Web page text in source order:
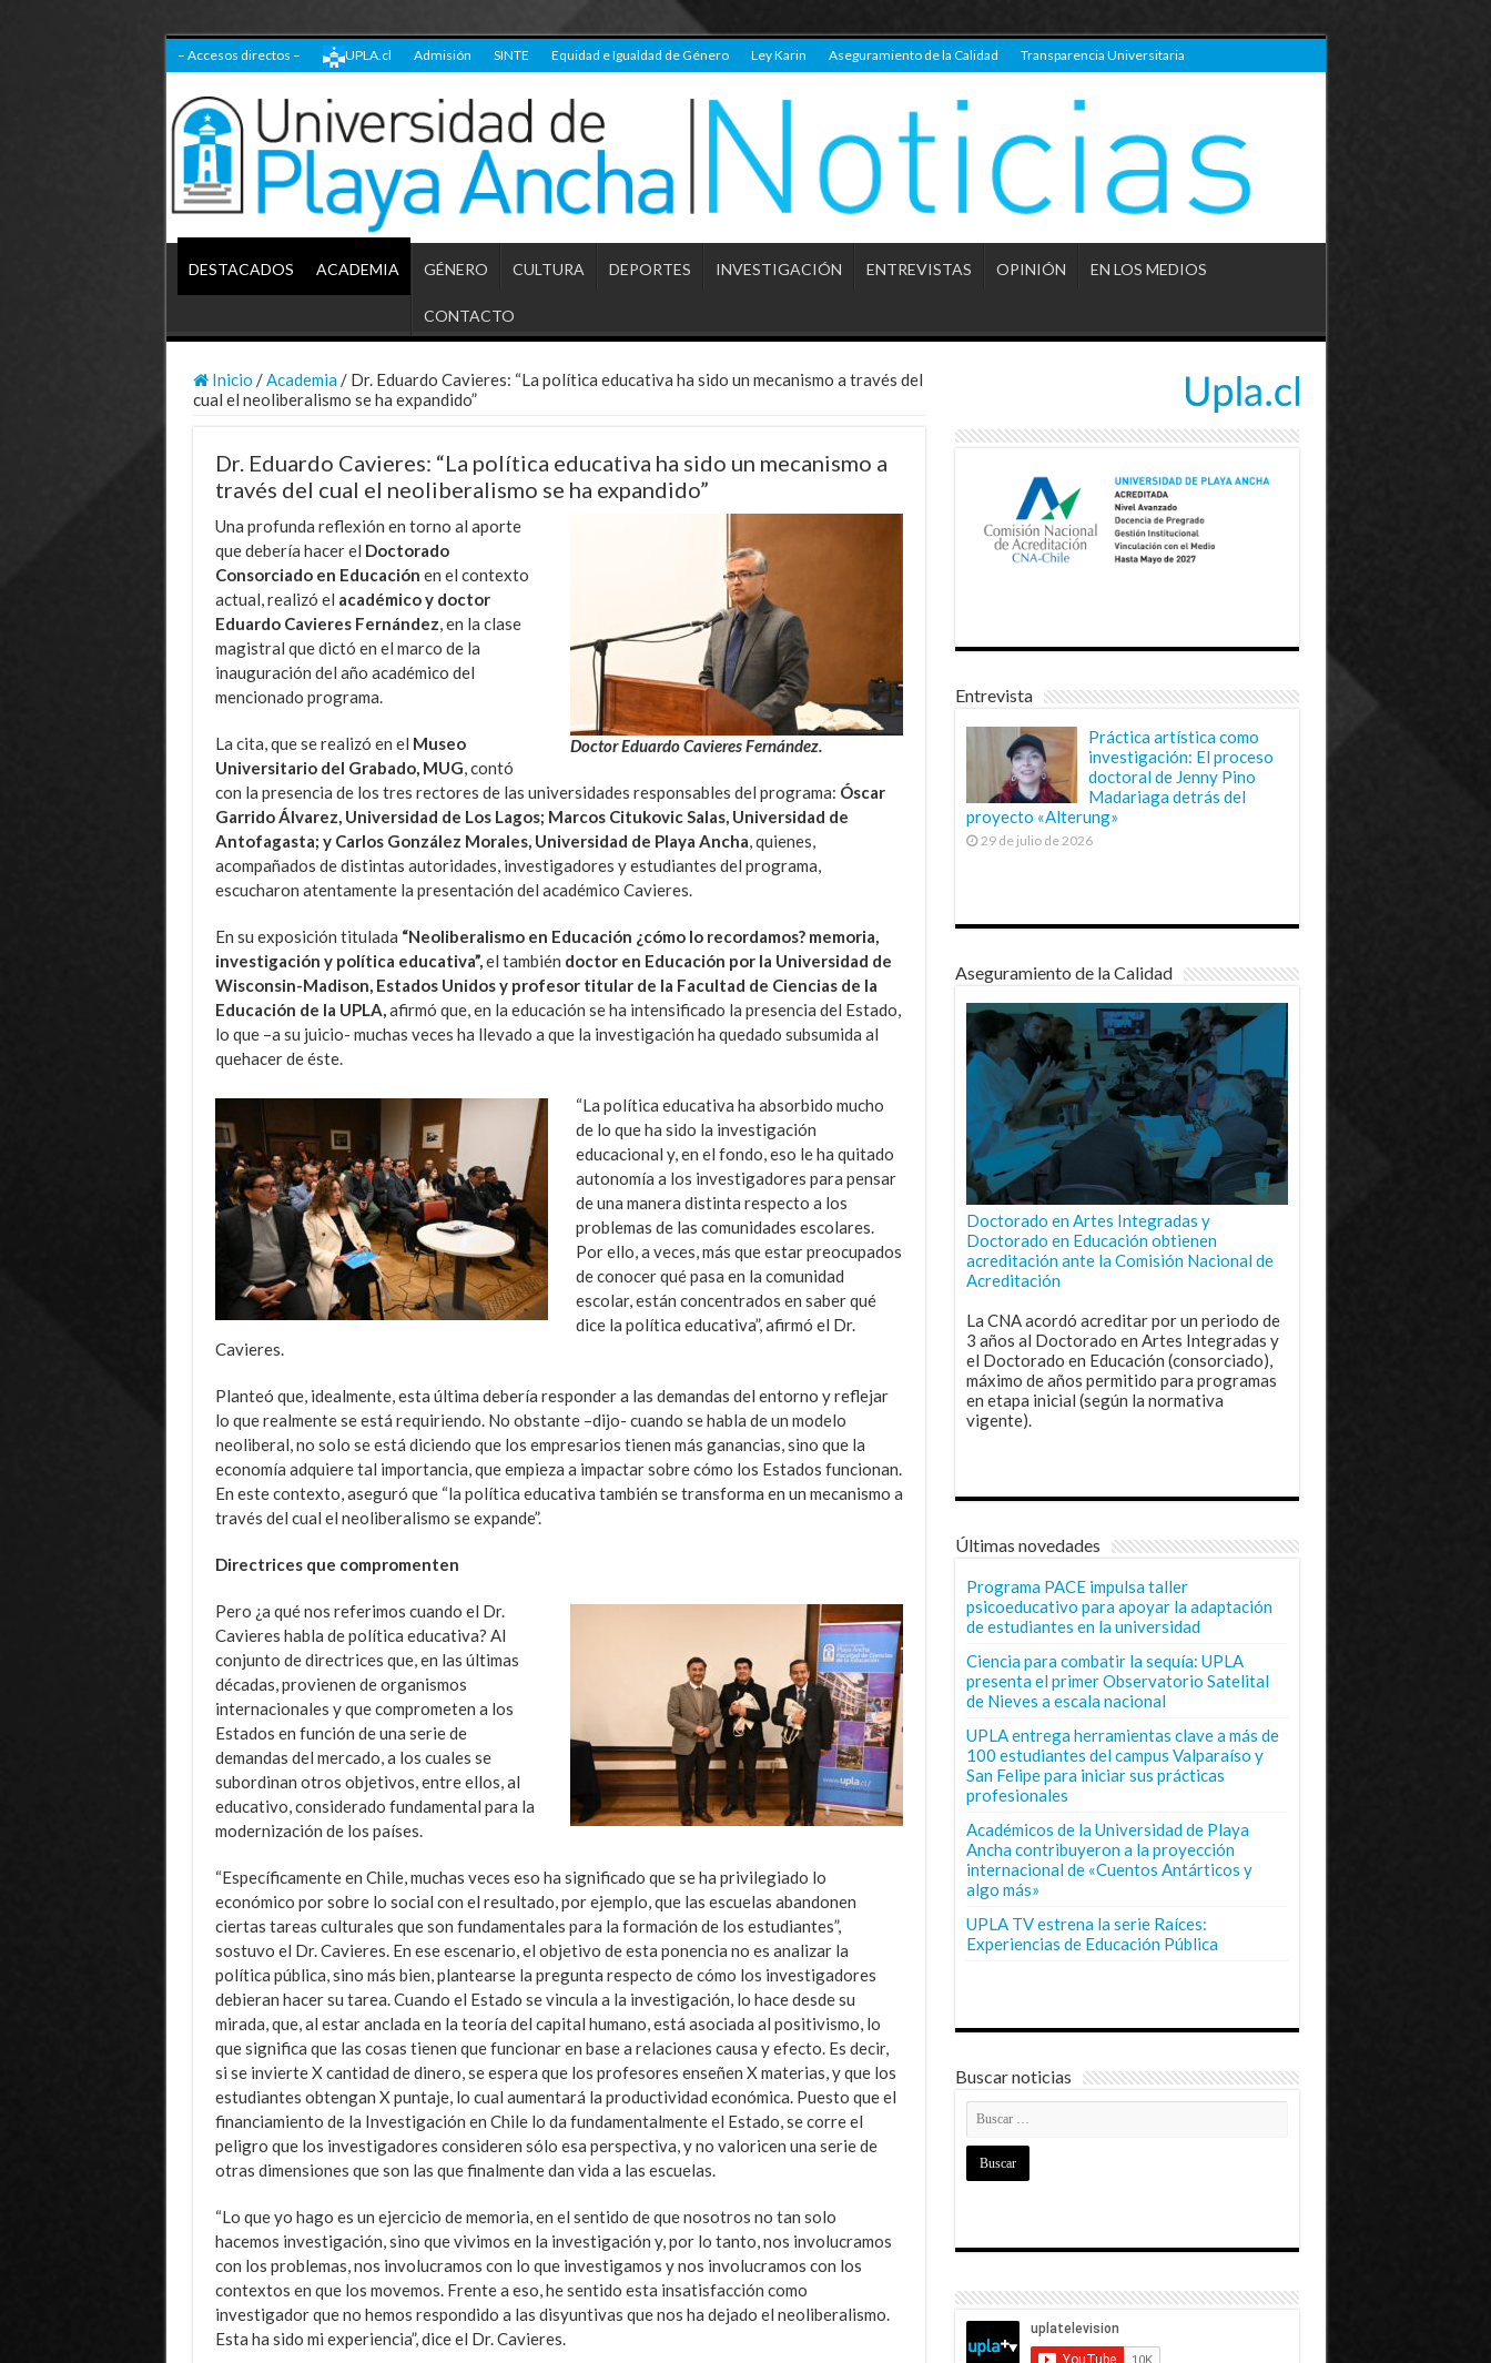
– Accesos directos – UPLA.cl Admisión SINTE Equidad e Igualdad de Género Ley Karin Aseguramiento de la Calidad Transparencia Universitaria
DESTACADOS ACADEMIA GÉNERO CULTURA DEPORTES INVESTIGACIÓN ENTREVISTAS OPINIÓN EN LOS MEDIOS
CONTACTO
Inicio / Academia / Dr. Eduardo Cavieres: “La política educativa ha sido un mecanismo a través del
cual el neoliberalismo se ha expandido”
Dr. Eduardo Cavieres: “La política educativa ha sido un mecanismo a
través del cual el neoliberalismo se ha expandido”
Doctor Eduardo Cavieres Fernández.
Una profunda reflexión en torno al aporte
que debería hacer el Doctorado
Consorciado en Educación en el contexto
actual, realizó el académico y doctor
Eduardo Cavieres Fernández , en la clase
magistral que dictó en el marco de la
inauguración del año académico del
mencionado programa.
La cita, que se realizó en el Museo
Universitario del Grabado, MUG , contó
con la presencia de los tres rectores de las universidades responsables del programa: Óscar
Garrido Álvarez, Universidad de Los Lagos; Marcos Citukovic Salas, Universidad de
Antofagasta; y Carlos González Morales, Universidad de Playa Ancha , quienes,
acompañados de distintas autoridades, investigadores y estudiantes del programa,
escucharon atentamente la presentación del académico Cavieres.
En su exposición titulada “Neoliberalismo en Educación ¿cómo lo recordamos? memoria,
investigación y política educativa”, el también doctor en Educación por la Universidad de
Wisconsin-Madison, Estados Unidos y profesor titular de la Facultad de Ciencias de la
Educación de la UPLA, afirmó que, en la educación se ha intensificado la presencia del Estado,
lo que –a su juicio- muchas veces ha llevado a que la investigación ha quedado subsumida al
quehacer de éste.
“La política educativa ha absorbido mucho
de lo que ha sido la investigación
educacional y, en el fondo, eso le ha quitado
autonomía a los investigadores para pensar
de una manera distinta respecto a los
problemas de las comunidades escolares.
Por ello, a veces, más que estar preocupados
de conocer qué pasa en la comunidad
escolar, están concentrados en saber qué
dice la política educativa”, afirmó el Dr.
Cavieres.
Planteó que, idealmente, esta última debería responder a las demandas del entorno y reflejar
lo que realmente se está requiriendo. No obstante –dijo- cuando se habla de un modelo
neoliberal, no solo se está diciendo que los empresarios tienen más ganancias, sino que la
economía adquiere tal importancia, que empieza a impactar sobre cómo los Estados funcionan.
En este contexto, aseguró que “la política educativa también se transforma en un mecanismo a
través del cual el neoliberalismo se expande”.
Directrices que compromenten
Pero ¿a qué nos referimos cuando el Dr.
Cavieres habla de política educativa? Al
conjunto de directrices que, en las últimas
décadas, provienen de organismos
internacionales y que comprometen a los
Estados en función de una serie de
demandas del mercado, a los cuales se
subordinan otros objetivos, entre ellos, al
educativo, considerado fundamental para la
modernización de los países.
“Específicamente en Chile, muchas veces eso ha significado que se ha privilegiado lo
económico por sobre lo social con el resultado, por ejemplo, que las escuelas abandonen
ciertas tareas culturales que son fundamentales para la formación de los estudiantes”,
sostuvo el Dr. Cavieres. En ese escenario, el objetivo de esta ponencia no es analizar la
política pública, sino más bien, plantearse la pregunta respecto de cómo los investigadores
debieran hacer su tarea. Cuando el Estado se vincula a la investigación, lo hace desde su
mirada, que, al estar anclada en la teoría del capital humano, está asociada al positivismo, lo
que significa que las cosas tienen que funcionar en base a relaciones causa y efecto. Es decir,
si se invierte X cantidad de dinero, se espera que los profesores enseñen X materias, y que los
estudiantes obtengan X puntaje, lo cual aumentará la productividad económica. Puesto que el
financiamiento de la Investigación en Chile lo da fundamentalmente el Estado, se corre el
peligro que los investigadores consideren sólo esa perspectiva, y no valoricen una serie de
otras dimensiones que son las que finalmente dan vida a las escuelas.
“Lo que yo hago es un ejercicio de memoria, en el sentido de que nosotros no tan solo
hacemos investigación, sino que vivimos en la investigación y, por lo tanto, nos involucramos
con los problemas, nos involucramos con lo que investigamos y nos involucramos con los
contextos en que los movemos. Frente a eso, he sentido esta insatisfacción como
investigador que no hemos respondido a las disyuntivas que nos ha dejado el neoliberalismo.
Esta ha sido mi experiencia”, dice el Dr. Cavieres.
Entrevista
Práctica artística como
investigación: El proceso
doctoral de Jenny Pino
Madariaga detrás del
proyecto «Alterung»
29 de julio de 2026
Aseguramiento de la Calidad
Doctorado en Artes Integradas y
Doctorado en Educación obtienen
acreditación ante la Comisión Nacional de
Acreditación
La CNA acordó acreditar por un periodo de
3 años al Doctorado en Artes Integradas y
el Doctorado en Educación (consorciado),
máximo de años permitido para programas
en etapa inicial (según la normativa
vigente).
Últimas novedades
Programa PACE impulsa taller
psicoeducativo para apoyar la adaptación
de estudiantes en la universidad
Ciencia para combatir la sequía: UPLA
presenta el primer Observatorio Satelital
de Nieves a escala nacional
UPLA entrega herramientas clave a más de
100 estudiantes del campus Valparaíso y
San Felipe para iniciar sus prácticas
profesionales
Académicos de la Universidad de Playa
Ancha contribuyeron a la proyección
internacional de «Cuentos Antárticos y
algo más»
UPLA TV estrena la serie Raíces:
Experiencias de Educación Pública
Buscar noticias